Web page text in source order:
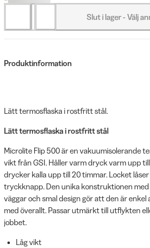
Slut i lager - Välj
Produktinformation
Lätt termosflaska i rostfritt stål.
Lätt termosflaska i rostfritt stål
Microlite Flip 500 är en vakuumisolerande
vikt från GSI. Håller varm dryck varm upp
drycker kalla upp till 20 timmar. Locket
tryckknapp. Den unika konstruktionen
väggar och smal design gör att den är
med överallt. Passar utmärkt till utflykten
jobbet.
Låg vikt